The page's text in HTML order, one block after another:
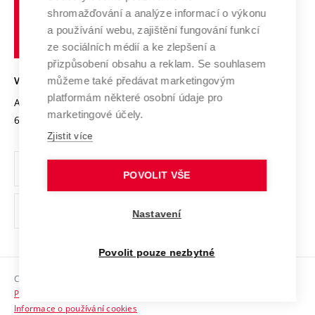
Výzkumné infrastruktury
Transfer znalostí
Open Science
Projekty
Projekty ze strukturálních fondů
Specifický výzkum
Služby univerzity
Mezinárodní dohody
Univerzitní sítě
Udržitelná univerzita
Podnikavá univerzita / ContriBUTe
Bezpečná univerzita
Vyznamenání
Organizační struktura
Ochrana osobních údajů
odkaz)
Sociální bezpečí
HR Award
učení
technické
VYSOKÉ UČENÍ TECHNICKÉ V BRNĚ
Antonínská 548/1
602 00 Brno
www.vut.cz
vut@vutbr.cz
Copyright © 2026 VUT
Prohlášení o přístupnosti
Informace o používání cookies
shromažďování a analýze informací o výkonu
a používání webu, zajištění fungování funkcí
ze sociálních médií a ke zlepšení a
přizpůsobení obsahu a reklam. Se souhlasem
můžeme také předávat marketingovým
platformám některé osobní údaje pro
marketingové účely.
Zjistit více
POVOLIT VŠE
Nastavení
Povolit pouze nezbytné